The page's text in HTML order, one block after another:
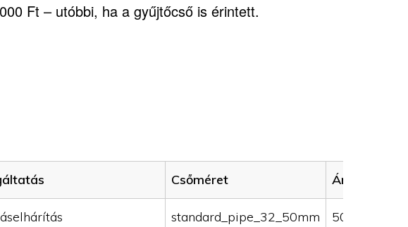
Ft – utóbbi, ha a gyűjtőcső is érintett.
Csőméret Ár (HUF)
standard_pipe_32_50mm 50000